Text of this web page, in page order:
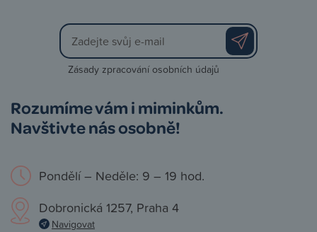
Zásady zpracování osobních údajů
Rozumíme vám i miminkům.
Navštivte nás osobně!
Pondělí – Neděle: 9 – 19 hod.
Dobronická 1257, Praha 4
Navigovat